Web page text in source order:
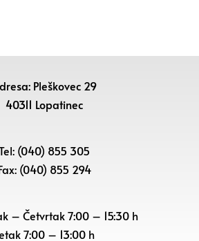
Pleškovec 29
40311 Lopatinec
(040) 855 305
(040) 855 294
– Četvrtak 7:00 – 15:30 h
7:00 – 13:00 h